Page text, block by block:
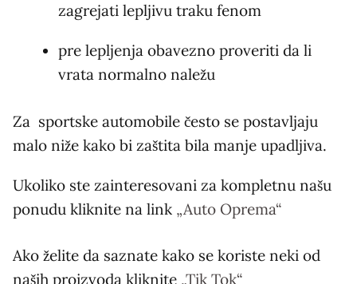
zagrejati lepljivu traku fenom
pre lepljenja obavezno proveriti da li
vrata normalno naležu
Za sportske automobile često se postavljaju
malo niže kako bi zaštita bila manje upadljiva.
Ukoliko ste zainteresovani za kompletnu našu
ponudu kliknite na link „Auto Oprema“
Ako želite da saznate kako se koriste neki od
naših proizvoda kliknite „Tik Tok“